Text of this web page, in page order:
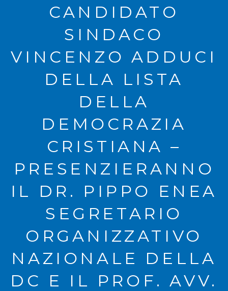
CANDIDATO
SINDACO
VINCENZO ADDUCI
DELLA LISTA
DELLA
DEMOCRAZIA
CRISTIANA –
PRESENZIERANNO
IL DR. PIPPO ENEA
SEGRETARIO
ORGANIZZATIVO
NAZIONALE DELLA
DC E IL PROF. AVV.